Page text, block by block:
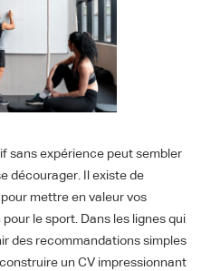
sans expérience peut sembler
décourager. Il existe de
mettre en valeur vos
le sport. Dans les lignes qui
des recommandations simples
un CV impressionnant